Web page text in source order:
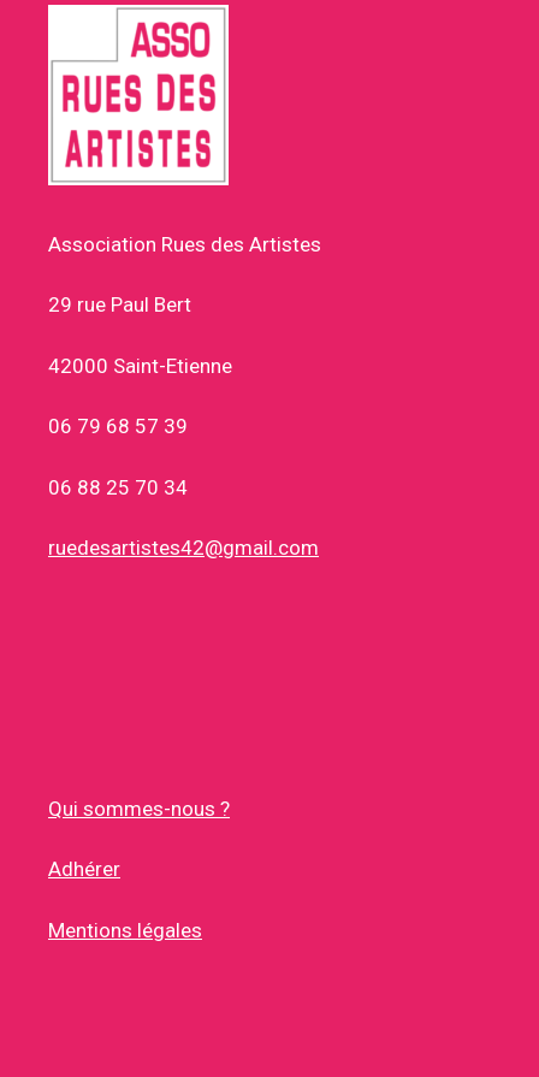
Association Rues des Artistes
29 rue Paul Bert
42000 Saint-Etienne
06 79 68 57 39
06 88 25 70 34
ruedesartistes42@gmail.com
Qui sommes-nous ?
Adhérer
Mentions légales